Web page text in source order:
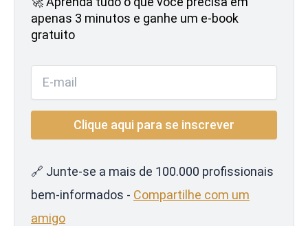
apenas 3 minutos e ganhe um e-book
gratuito
🔗 Junte-se a mais de 100.000 profissionais
bem-informados - Compartilhe com um
amigo